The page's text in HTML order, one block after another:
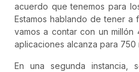
acuerdo que tenemos para
Estamos hablando de tener a
vamos a contar con un
aplicaciones alcanza para 750
En una segunda instancia,